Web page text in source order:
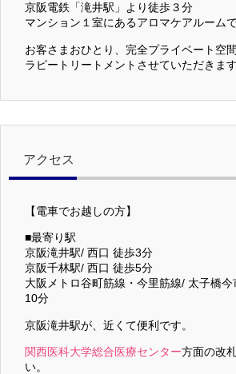
京阪電鉄「滝井駅」より徒歩３分
マンション１室にあるアロマケアルーム
お客さまおひとり、完全プライベート空
ラピートリートメントさせていただきます
アクセス
【電車でお越しの方】
■最寄り駅
京阪滝井駅/ 西口 徒歩3分
京阪千林駅/ 西口 徒歩5分
大阪メトロ谷町筋線・今里筋線/ 太子橋
10分
京阪滝井駅が、近くて便利です。
関西医科大学総合医療センター方面の改
い。